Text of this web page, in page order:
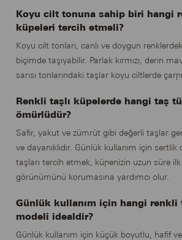
Koyu cilt tonuna sahip biri hangi
küpeleri tercih etmeli?
Koyu cilt tonları, canlı ve doygun
biçimde taşıyabilir. Parlak kırmızı, derin
sarısı tonlarındaki taşlar koyu ciltlerde
Renkli taşlı küpelerde hangi taş
ömürlüdür?
Safir, yakut ve zümrüt gibi değerli taşlar
ve dayanıklıdır. Günlük kullanım için sertlik
taşları tercih etmek, küpenizin uzun süre
görünümünü korumasına yardımcı olur.
Günlük kullanım için hangi renkli
modeli idealdir?
Günlük kullanım için küçük boyutlu, hafif